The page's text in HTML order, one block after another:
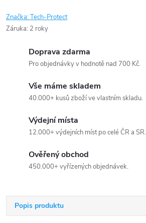
Značka:Tech-Protect
Záruka: 2 roky
Doprava zdarma
Pro objednávky v hodnotě nad 700 Kč.
Vše máme skladem
40.000+ kusů zboží ve vlastním skladu.
Výdejní místa
12.000+ výdejních míst po celé ČR a SR.
Ověřený obchod
450.000+ vyřízených objednávek.
Popis produktu